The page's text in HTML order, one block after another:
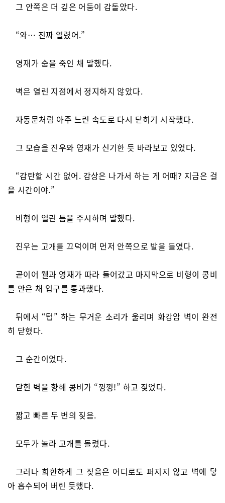
그 안쪽은 더 깊은 어둠이 감돌았다.
“와… 진짜 열렸어.”
영재가 숨을 죽인 채 말했다.
벽은 열린 지점에서 정지하지 않았다.
자동문처럼 아주 느린 속도로 다시 닫히기 시작했다.
그 모습을 진우와 영재가 신기한 듯 바라보고 있었다.
“감탄할 시간 없어. 감상은 나가서 하는 게 어때? 지금은 걸
을 시간이야.”
비형이 열린 틈을 주시하며 말했다.
진우는 고개를 끄덕이며 먼저 안쪽으로 발을 들였다.
곧이어 웰과 영재가 따라 들어갔고 마지막으로 비형이 콩비
를 안은 채 입구를 통과했다.
뒤에서 “텁” 하는 무거운 소리가 울리며 화강암 벽이 완전
히 닫혔다.
그 순간이었다.
닫힌 벽을 향해 콩비가 “껑껑!” 하고 짖었다.
짧고 빠른 두 번의 짖음.
모두가 놀라 고개를 돌렸다.
그러나 희한하게 그 짖음은 어디로도 퍼지지 않고 벽에 닿
아 흡수되어 버린 듯했다.